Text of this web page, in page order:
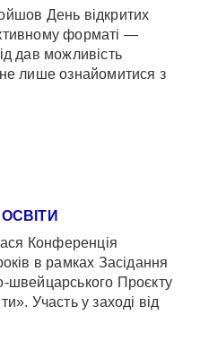
День відкритих
форматі —
дав можливість
не лише ознайомитися з
Конференція
в рамках Засідання
швейцарського Проєкту
Участь у заході від